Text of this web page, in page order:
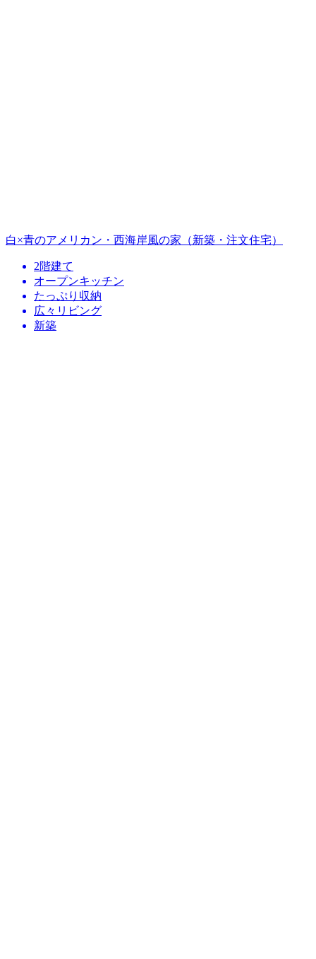
白×青のアメリカン・西海岸風の家（新築・注文住宅）
2階建て
オープンキッチン
たっぷり収納
広々リビング
新築